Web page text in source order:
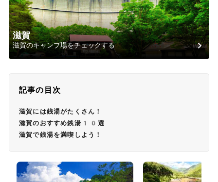
滋賀
滋賀のキャンプ場をチェックする
記事の目次
滋賀には銭湯がたくさん！
滋賀のおすすめ銭湯10選
滋賀で銭湯を満喫しよう！